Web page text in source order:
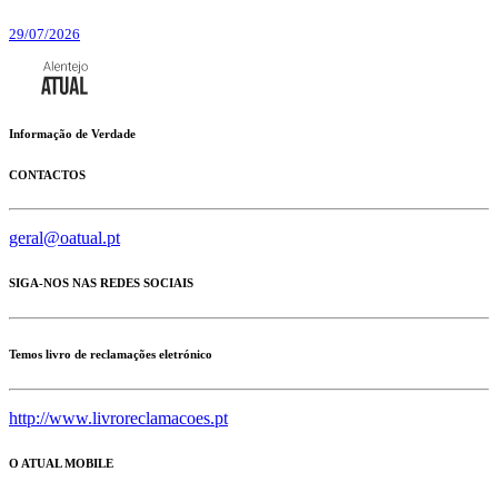
29/07/2026
Informação de Verdade
CONTACTOS
geral@oatual.pt
SIGA-NOS NAS REDES SOCIAIS
Temos livro de reclamações eletrónico
http://www.livroreclamacoes.pt
O ATUAL MOBILE